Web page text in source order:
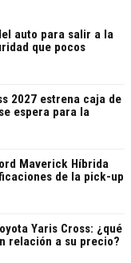
auto para salir a la
que pocos
2027 estrena caja de
espera para la
Maverick Híbrida
de la pick-up
Yaris Cross: ¿qué
relación a su precio?